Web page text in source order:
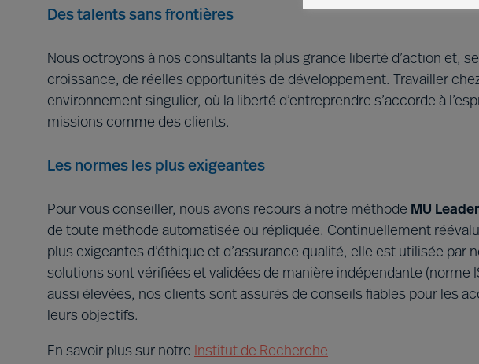
Des talents sans frontières
Nous octroyons à nos consultants la plus grande liberté d’action et,
croissance, de réelles opportunités de développement. Travailler
environnement singulier, où la liberté d’entreprendre s’accorde à
missions comme des clients.
Les normes les plus exigeantes
Pour vous conseiller, nous avons recours à notre méthode MU
de toute méthode automatisée ou répliquée. Continuellement
plus exigeantes d’éthique et d’assurance qualité, elle est utilisée par
solutions sont vérifiées et validées de manière indépendante (norme
aussi élevées, nos clients sont assurés de conseils fiables pour les
leurs objectifs.
En savoir plus sur notre Institut de Recherche